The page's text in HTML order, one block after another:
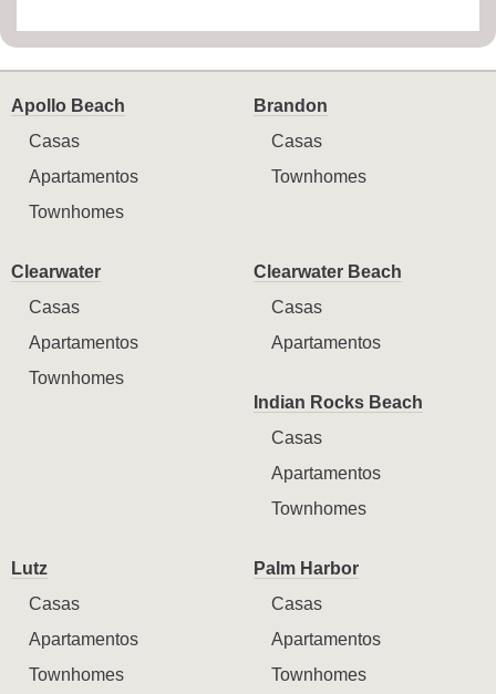
Apollo Beach
Casas
Apartamentos
Townhomes
Brandon
Casas
Townhomes
Clearwater
Casas
Apartamentos
Townhomes
Clearwater Beach
Casas
Apartamentos
Indian Rocks Beach
Casas
Apartamentos
Townhomes
Lutz
Casas
Apartamentos
Townhomes
Palm Harbor
Casas
Apartamentos
Townhomes